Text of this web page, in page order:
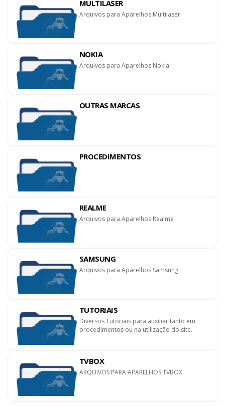
MULTILASER
Arquivos para Aparelhos Multilaser
NOKIA
Arquivos para Aparelhos Nokia
OUTRAS MARCAS
PROCEDIMENTOS
REALME
Arquivos para Aparelhos Realme
SAMSUNG
Arquivos para Aparelhos Samsung
TUTORIAIS
Diversos Tutoriais para auxiliar tanto em
procedimentos ou na utilização do site.
TVBOX
ARQUIVOS PARA APARELHOS TVBOX